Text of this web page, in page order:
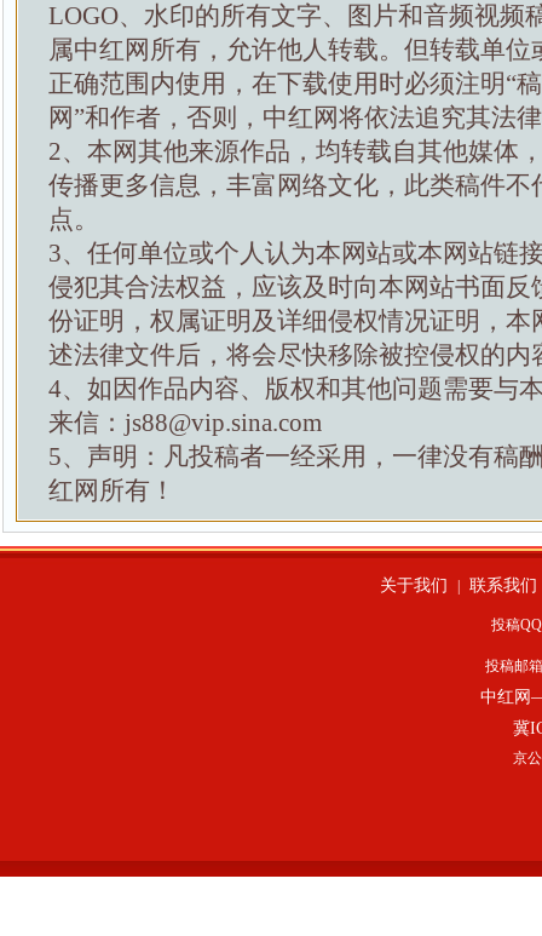
LOGO、水印的所有文字、图片和音频视频
属中红网所有，允许他人转载。但转载单位
正确范围内使用，在下载使用时必须注明“
网”和作者，否则，中红网将依法追究其法
2、本网其他来源作品，均转载自其他媒体
传播更多信息，丰富网络文化，此类稿件不
点。
3、任何单位或个人认为本网站或本网站链
侵犯其合法权益，应该及时向本网站书面反
份证明，权属证明及详细侵权情况证明，本
述法律文件后，将会尽快移除被控侵权的内
4、如因作品内容、版权和其他问题需要与
来信：js88@vip.sina.com
5、声明：凡投稿者一经采用，一律没有稿
红网所有！
关于我们 联系我们
投稿
投稿邮
中红网
冀
京